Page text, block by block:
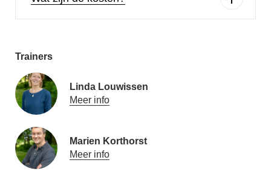
Trainers
Linda Louwissen
Meer info
Marien Korthorst
Meer info